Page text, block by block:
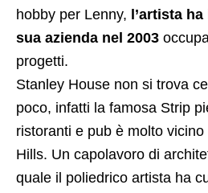
hobby per Lenny, l’artista
sua azienda nel 2003
progetti.
Stanley House non si trova
poco, infatti la famosa Strip
ristoranti e pub è molto
Hills. Un capolavoro di
quale il poliedrico artista ha